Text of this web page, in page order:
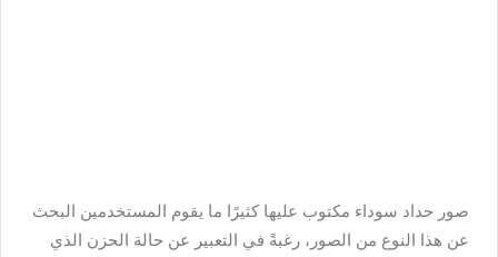
صور حداد سوداء مكتوب عليها كثيرًا ما يقوم المستخدمين البحث
عن هذا النوع من الصور، رغبةً في التعبير عن حالة الحزن الذي